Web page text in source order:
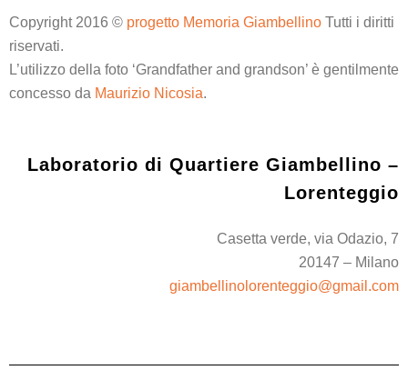
Copyright 2016 © progetto Memoria Giambellino Tutti i diritti
riservati.
L’utilizzo della foto ‘Grandfather and grandson’ è gentilmente
concesso da Maurizio Nicosia.
Laboratorio di Quartiere Giambellino –
Lorenteggio
Casetta verde, via Odazio, 7
20147 – Milano
giambellinolorenteggio@gmail.com